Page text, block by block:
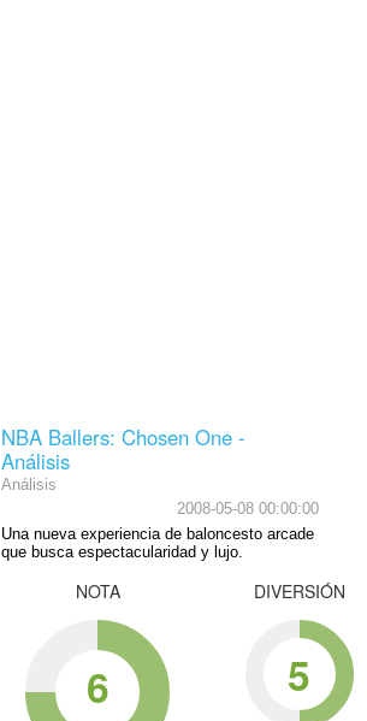
NBA Ballers: Chosen One -
Análisis
Análisis
2008-05-08 00:00:00
Una nueva experiencia de baloncesto arcade
que busca espectacularidad y lujo.
NOTA
6
DIVERSIÓN
5